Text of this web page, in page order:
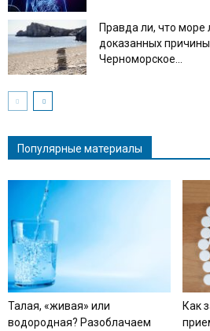
Правда ли, что море
доказанных
Черноморское...
Популярные материалы
Талая, «живая» или
водородная? Разоблачаем
Как